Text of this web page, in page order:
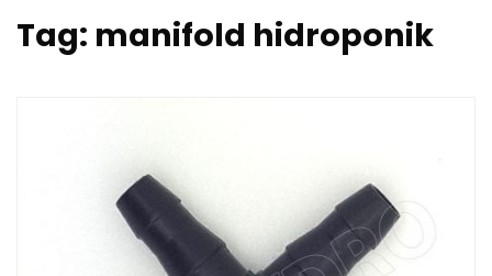
Tag: manifold hidroponik